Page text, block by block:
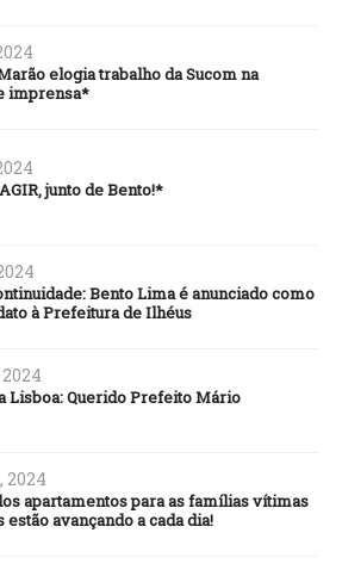
elogia trabalho da Sucom na
imprensa*
junto de Bento!*
Bento Lima é anunciado como
à Prefeitura de Ilhéus
Lisboa: Querido Prefeito Mário
2024
apartamentos para as famílias vítimas
estão avançando a cada dia!